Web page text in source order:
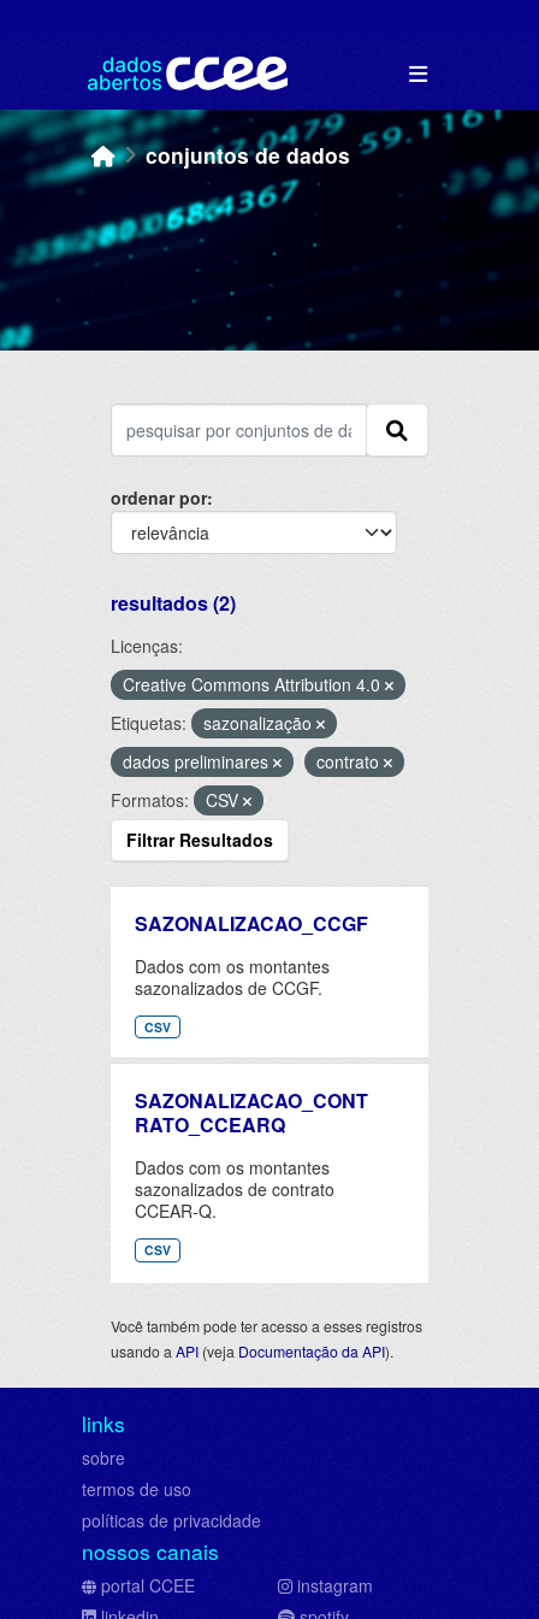
conjuntos de dados
ordenar por
resultados (2)
Licenças:
Creative Commons Attribution 4.0
Etiquetas:
sazonalização
dados preliminares
contrato
Formatos:
CSV
Filtrar Resultados
SAZONALIZACAO_CCGF
Dados com os montantes
sazonalizados de CCGF.
CSV
SAZONALIZACAO_CONT
RATO_CCEARQ
Dados com os montantes
sazonalizados de contrato
CCEAR-Q.
CSV
Você também pode ter acesso a esses registros
usando a API (veja Documentação da API).
links
sobre
termos de uso
políticas de privacidade
nossos canais
portal CCEE
instagram